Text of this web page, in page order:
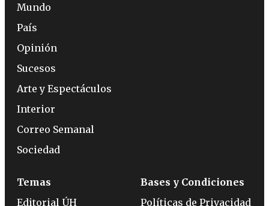
Mundo
País
Opinión
Sucesos
Arte y Espectáculos
Interior
Correo Semanal
Sociedad
Temas
Editorial ÚH
Bases y Condiciones
Políticas de Privacidad